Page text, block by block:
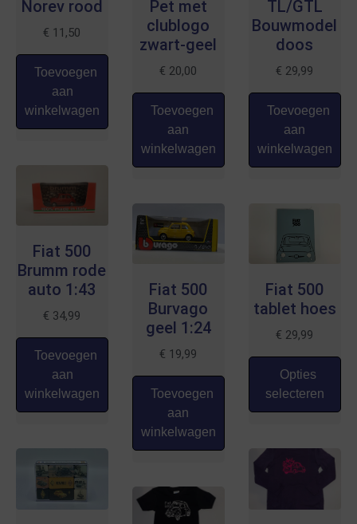
Norev rood
€ 11,50
Toevoegen
aan
winkelwagen
Pet met
clublogo
zwart-geel
€ 20,00
Toevoegen
aan
winkelwagen
TL/GTL
Bouwmodel
doos
€ 29,99
Toevoegen
aan
winkelwagen
Fiat 500
Brumm rode
auto 1:43
€ 34,99
Toevoegen
aan
winkelwagen
Fiat 500
Burvago
geel 1:24
€ 19,99
Toevoegen
aan
winkelwagen
Fiat 500
tablet hoes
€ 29,99
Opties
selecteren